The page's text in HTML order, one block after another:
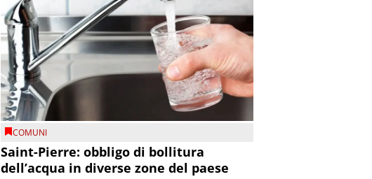
COMUNI
Saint-Pierre: obbligo di bollitura
dell’acqua in diverse zone del paese